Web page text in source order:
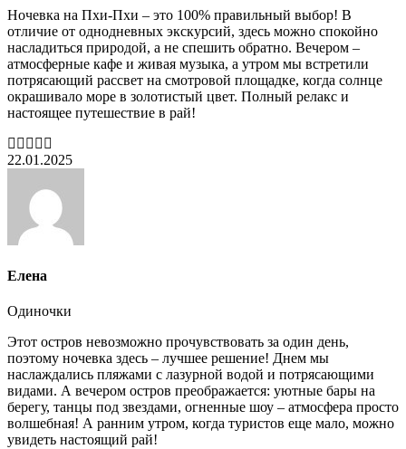
Ночевка на Пхи-Пхи – это 100% правильный выбор! В
отличие от однодневных экскурсий, здесь можно спокойно
насладиться природой, а не спешить обратно. Вечером –
атмосферные кафе и живая музыка, а утром мы встретили
потрясающий рассвет на смотровой площадке, когда солнце
окрашивало море в золотистый цвет. Полный релакс и
настоящее путешествие в рай!
22.01.2025
Елена
Одиночки
Этот остров невозможно прочувствовать за один день,
поэтому ночевка здесь – лучшее решение! Днем мы
наслаждались пляжами с лазурной водой и потрясающими
видами. А вечером остров преображается: уютные бары на
берегу, танцы под звездами, огненные шоу – атмосфера просто
волшебная! А ранним утром, когда туристов еще мало, можно
увидеть настоящий рай!